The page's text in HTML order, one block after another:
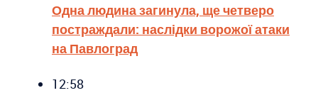
Одна людина загинула, ще четверо
постраждали: наслідки ворожої атаки
на Павлоград
12:58